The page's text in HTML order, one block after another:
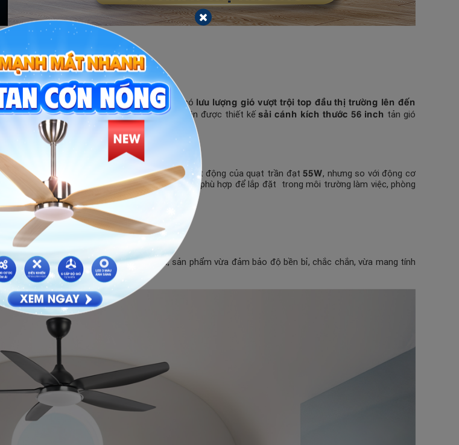
B
gió yếu, quạt trần hiệu suất caoRoman có lưu lượng gió vượt trội top đầu thị trường lên đến
oi bức ngày hè. Bên cạnh đó, cánh quạt trần được thiết kếsải cánh kích thước 56 inch tản gió
quấn dây đồng nguyên chất 100%. Công suất hoạt động của quạt trần đạt55W, nhưng so với động cơ
máy hoạt động êm ái hơn không gây tiếng ồn, phù hợp để lắp đặt trong môi trường làm việc, phòng
gỉ giúp cho sản phẩm luôn được như mới.
với đường nét tinh tế đến từng milimet, sản phẩm vừa đảm bảo độ bền bỉ, chắc chắn, vừa mang tính